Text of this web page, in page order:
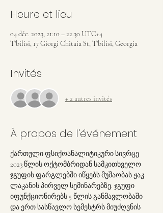
Heure et lieu
04 déc. 2023, 21:10 – 22:30 UTC+4
T'bilisi, 17 Giorgi Chitaia St, T'bilisi, Georgia
Invités
+ 2 autres invités
À propos de l'événement
ქართული ფსიქოანალიტიკური სივრცე
2023 წლის ოქტომბრიდან სამკითხველო
ჯგუფის ფარგლებში იწყებს მუშაობას ჟაკ
ლაკანის პირველ სემინარებზე. ჯგუფი
იფუნქციონირებს 5 წლის განმავლობაში
და ერთ სასწავლო სემესტრს მიუძღვნის